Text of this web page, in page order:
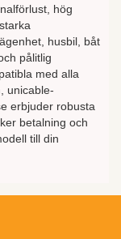
hög
husbil, båt
pålitlig
med alla
unicable-
erbjuder robusta
betalning och
till din